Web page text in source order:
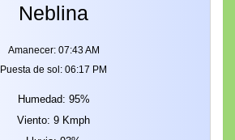
Neblina
Amanecer: 07:43 AM
Puesta de sol: 06:17 PM
Humedad: 95%
Viento: 9 Kmph